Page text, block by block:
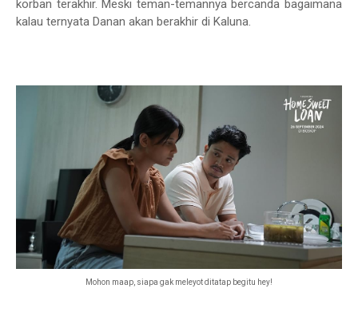
korban terakhir. Meski teman-temannya bercanda bagaimana
kalau ternyata Danan akan berakhir di Kaluna.
Mohon maap, siapa gak meleyot ditatap begitu hey!